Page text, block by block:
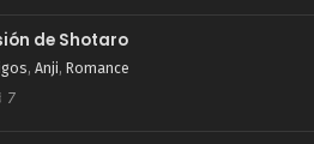
de Shotaro
, Anji, Romance
7